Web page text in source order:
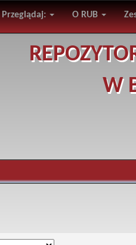
Przeglądaj: O RUB
W